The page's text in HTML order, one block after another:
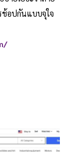
ช้อปกันแบบจุใจ